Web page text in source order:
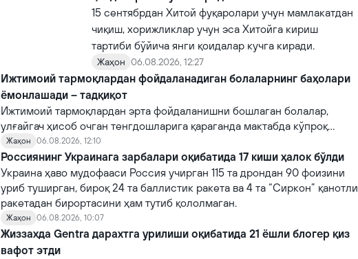
15 сентябрдан Хитой фуқаролари учун мамлакатдан
чиқиш, хорижликлар учун эса Хитойга кириш
тартиби бўйича янги қоидалар кучга киради.
Жаҳон 06.08.2026, 12:27
Ижтимоий тармоқлардан фойдаланадиган болаларнинг баҳолари
ёмонлашади – тадқиқот
Ижтимоий тармоқлардан эрта фойдаланишни бошлаган болалар,
улғайгач ҳисоб очган тенгдошларига қараганда мактабда кўпроқ
қийналишади.
Жаҳон 06.08.2026, 12:10
Россиянинг Украинага зарбалари оқибатида 17 киши ҳалок бўлди
Украина ҳаво мудофааси Россия учирган 115 та дрондан 90 фоизини
уриб туширган, бироқ 24 та баллистик ракета ва 4 та “Сиркон” қанотли
ракетадан бирортасини ҳам тутиб қололмаган.
Жаҳон 06.08.2026, 10:07
Жиззахда Gentra дарахтга урилиши оқибатида 21 ёшли блогер қиз
вафот этди